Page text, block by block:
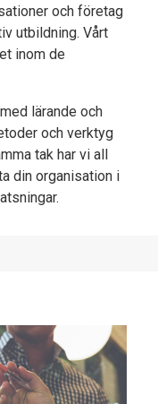
och företag
utbildning. Vårt
inom de
lärande och
och verktyg
tak har vi all
din organisation i